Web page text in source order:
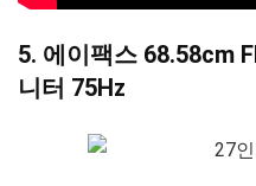
5. 에이팩스 68.58cm
니터 75Hz